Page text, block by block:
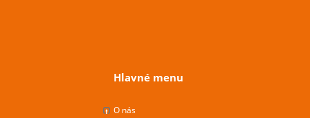
Hlavné menu
O nás